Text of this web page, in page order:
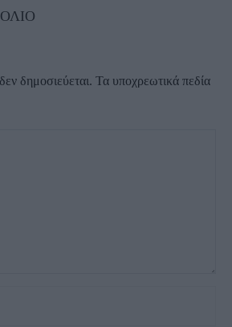
δημοσιεύεται. Τα υποχρεωτικά πεδία